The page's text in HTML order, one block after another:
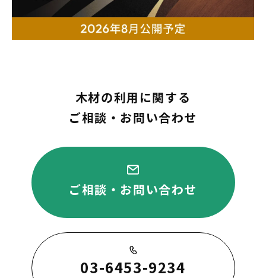
木材の利用に関する
ご相談・お問い合わせ
ご相談・お問い合わせ
03-6453-9234